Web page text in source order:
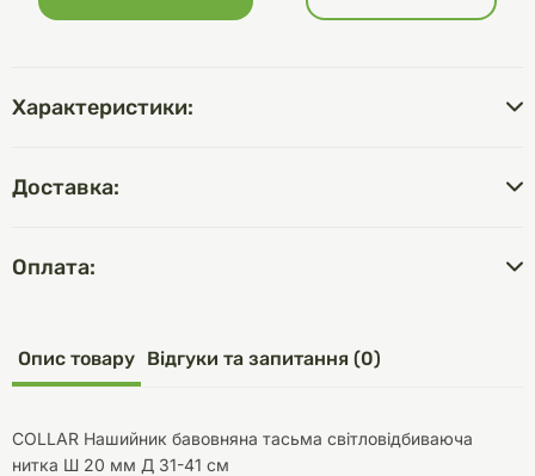
Характеристики:
Доставка:
Оплата:
Опис товару Відгуки та запитання (0)
COLLAR Нашийник бавовняна тасьма світловідбиваюча
нитка Ш 20 мм Д 31-41 см